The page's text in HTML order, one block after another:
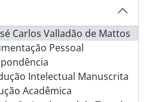
Carlos Valladão de Mattos
Pessoal
Intelectual Manuscrita
Acadêmica